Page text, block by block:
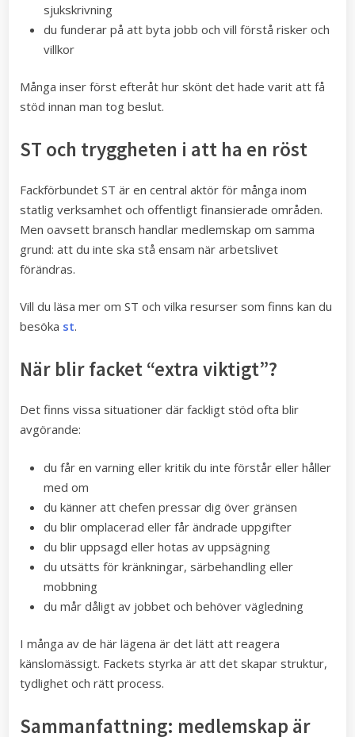
sjukskrivning
du funderar på att byta jobb och vill förstå risker och
villkor
Många inser först efteråt hur skönt det hade varit att få
stöd innan man tog beslut.
ST och tryggheten i att ha en röst
Fackförbundet ST är en central aktör för många inom
statlig verksamhet och offentligt finansierade områden.
Men oavsett bransch handlar medlemskap om samma
grund: att du inte ska stå ensam när arbetslivet
förändras.
Vill du läsa mer om ST och vilka resurser som finns kan du
besöka st.
När blir facket “extra viktigt”?
Det finns vissa situationer där fackligt stöd ofta blir
avgörande:
du får en varning eller kritik du inte förstår eller håller
med om
du känner att chefen pressar dig över gränsen
du blir omplacerad eller får ändrade uppgifter
du blir uppsagd eller hotas av uppsägning
du utsätts för kränkningar, särbehandling eller
mobbning
du mår dåligt av jobbet och behöver vägledning
I många av de här lägena är det lätt att reagera
känslomässigt. Fackets styrka är att det skapar struktur,
tydlighet och rätt process.
Sammanfattning: medlemskap är